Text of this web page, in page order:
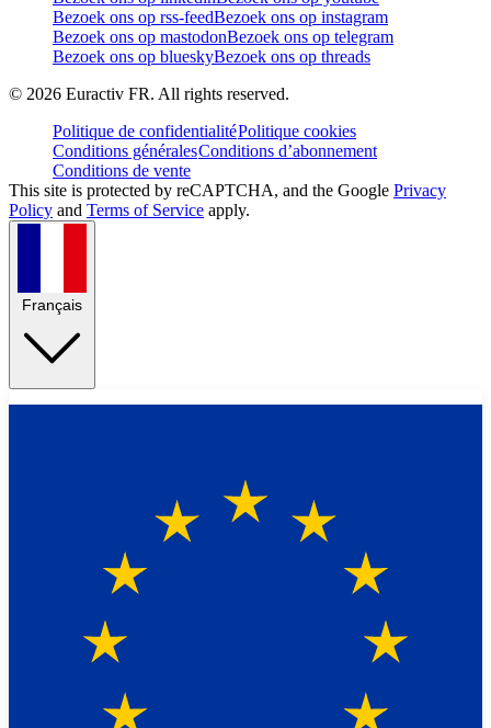
Bezoek ons op rss-feedBezoek ons op instagram
Bezoek ons op mastodonBezoek ons op telegram
Bezoek ons op blueskyBezoek ons op threads
© 2026 Euractiv FR. All rights reserved.
Politique de confidentialitéPolitique cookies
Conditions généralesConditions d’abonnement
Conditions de vente
This site is protected by reCAPTCHA, and the Google Privacy
Policy and Terms of Service apply.
Français